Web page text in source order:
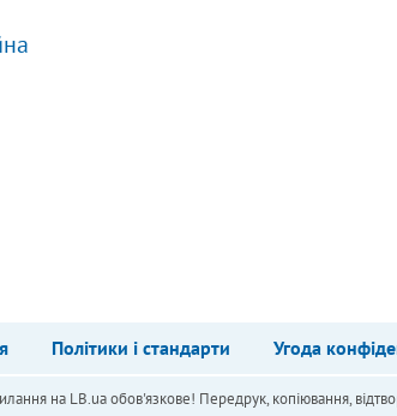
Політики і стандарти Угода
на LB.ua обов'язкове! Передрук, копіювання,